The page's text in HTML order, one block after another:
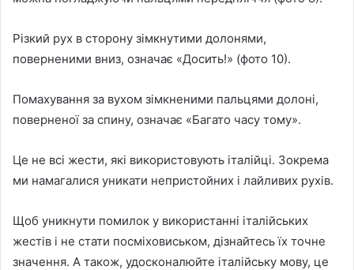
Різкий рух в сторону зімкнутими долонями,
поверненими вниз, означає «Досить!» (фото 10).
Помахування за вухом зімкненими пальцями долоні,
поверненої за спину, означає «Багато часу тому».
Це не всі жести, які використовують італійці. Зокрема
ми намагалися уникати непристойних і лайливих рухів.
Щоб уникнути помилок у використанні італійських
жестів і не стати посміховиськом, дізнайтесь їх точне
значення. А також, удосконалюйте італійську мову, це